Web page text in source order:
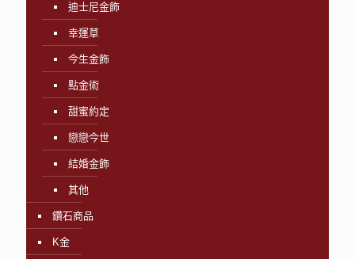
迪士尼金飾
幸運草
今生金飾
點金術
甜蜜約定
戀戀今世
結婚金飾
其他
鑽石商品
K金